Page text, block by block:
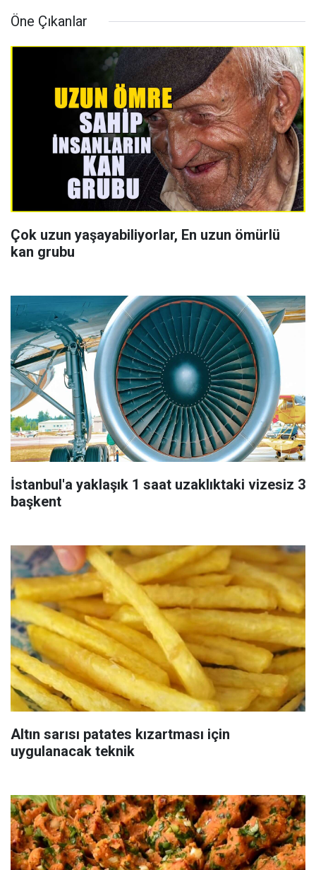
Öne Çıkanlar
Çok uzun yaşayabiliyorlar, En uzun ömürlü
kan grubu
İstanbul'a yaklaşık 1 saat uzaklıktaki vizesiz 3
başkent
Altın sarısı patates kızartması için
uygulanacak teknik